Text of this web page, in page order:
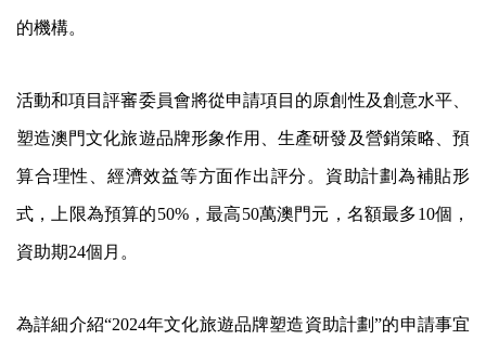
的機構。
活動和項目評審委員會將從申請項目的原創性及創意水平、
塑造澳門文化旅遊品牌形象作用、生產研發及營銷策略、預
算合理性、經濟效益等方面作出評分。資助計劃為補貼形
式，上限為預算的50%，最高50萬澳門元，名額最多10個，
資助期24個月。
為詳細介紹“2024年文化旅遊品牌塑造資助計劃”的申請事宜